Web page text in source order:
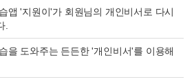
앱 '지원이'가 회원님의 개인비서로 다시
.
을 도와주는 든든한 '개인비서'를 이용해